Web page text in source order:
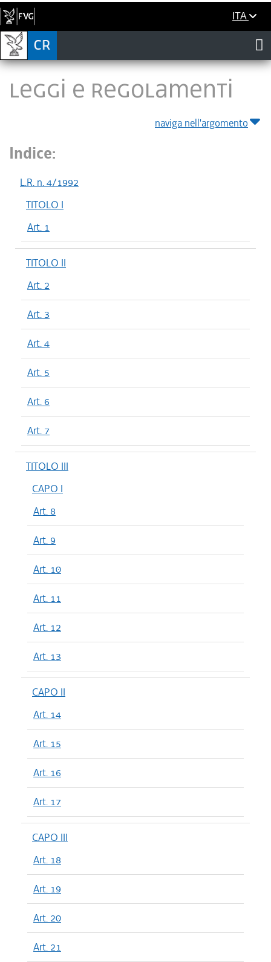
ITA
LEGGI E REGOLAMENTI
naviga nell'argomento
Indice:
L.R. n. 4/1992
TITOLO I
Art. 1
TITOLO II
Art. 2
Art. 3
Art. 4
Art. 5
Art. 6
Art. 7
TITOLO III
CAPO I
Art. 8
Art. 9
Art. 10
Art. 11
Art. 12
Art. 13
CAPO II
Art. 14
Art. 15
Art. 16
Art. 17
CAPO III
Art. 18
Art. 19
Art. 20
Art. 21